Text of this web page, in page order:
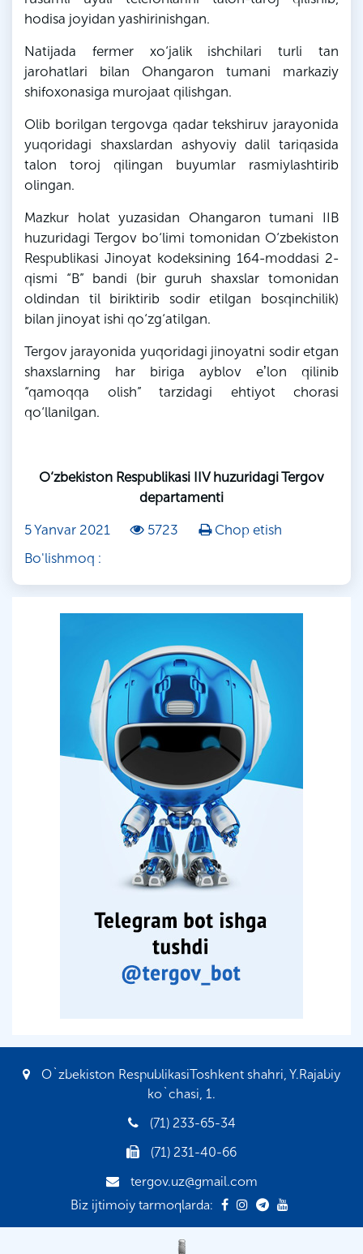
hodisa joyidan yashirinishgan.
Natijada fermer xo‘jalik ishchilari turli tan
jarohatlari bilan Ohangaron tumani markaziy
shifoxonasiga murojaat qilishgan.
Olib borilgan tergovga qadar tekshiruv jarayonida
yuqoridagi shaxslardan ashyoviy dalil tariqasida
talon toroj qilingan buyumlar rasmiylashtirib
olingan.
Mazkur holat yuzasidan Ohangaron tumani IIB
huzuridagi Tergov bo‘limi tomonidan O‘zbekiston
Respublikasi Jinoyat kodeksining 164-moddasi 2-
qismi “B” bandi (bir guruh shaxslar tomonidan
oldindan til biriktirib sodir etilgan bosqinchilik)
bilan jinoyat ishi qo‘zg‘atilgan.
Tergov jarayonida yuqoridagi jinoyatni sodir etgan
shaxslarning har biriga ayblov eʼlon qilinib
“qamoqqa olish” tarzidagi ehtiyot chorasi
qo‘llanilgan.
O‘zbekiston Respublikasi IIV huzuridagi Tergov
departamenti
5 Yanvar 2021
5723
Chop etish
Bo'lishmoq :
O`zbekiston RespublikasiToshkent shahri, Y.Rajabiy
ko`chasi, 1.
(71) 233-65-34
(71) 231-40-66
tergov.uz@gmail.com
Biz ijtimoiy tarmoqlarda: